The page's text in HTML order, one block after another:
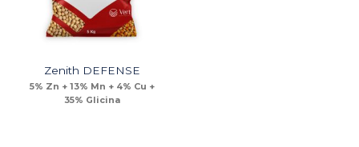
Zenith DEFENSE
5% Zn + 13% Mn + 4% Cu +
35% Glicina